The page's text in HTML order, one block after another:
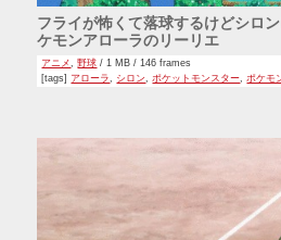
フライが怖くて落球するけどシロ
ケモンアローラのリーリエ
アニメ ,野球 / 1 MB / 146 frames
[tags] アローラ, シロン,ポケットモンスター,ポケモ